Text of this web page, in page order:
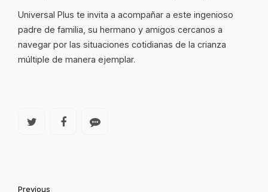
Universal Plus te invita a acompañar a este ingenioso
padre de familia, su hermano y amigos cercanos a
navegar por las situaciones cotidianas de la crianza
múltiple de manera ejemplar.
Previous